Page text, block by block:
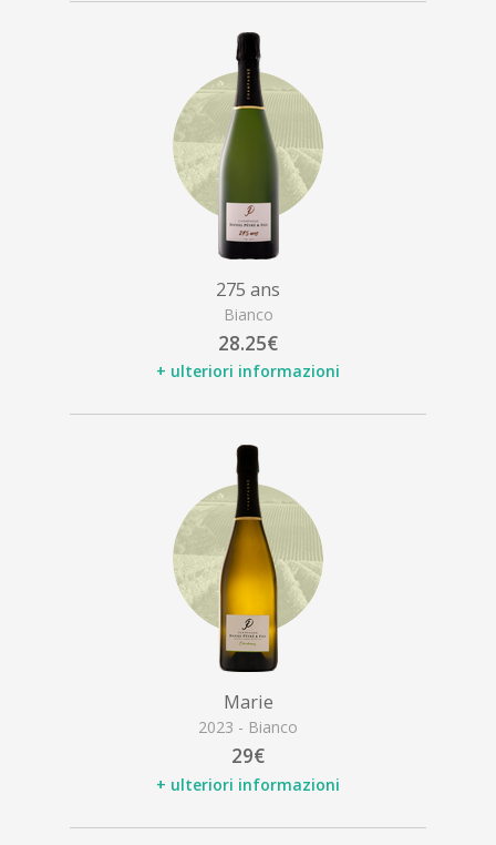
275 ans
Bianco
28.25€
+ ulteriori informazioni
Marie
2023 - Bianco
29€
+ ulteriori informazioni